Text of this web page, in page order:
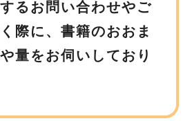
るお問い合わせやご
際に、書籍のおおま
量をお伺いしており